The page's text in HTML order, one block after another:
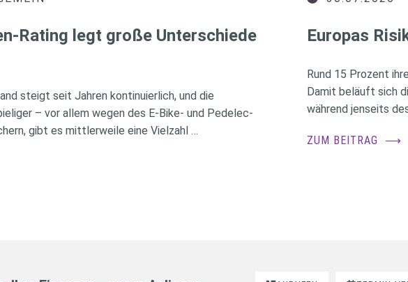
Rating legt große Unterschiede
steigt seit Jahren kontinuierlich, und die
– vor allem wegen des E-Bike- und Pedelec-
gibt es mittlerweile eine Vielzahl …
Europas
Rund 15 Prozent
Damit beläuft sich
während jenseits
ZUM BEITRAG ⟶